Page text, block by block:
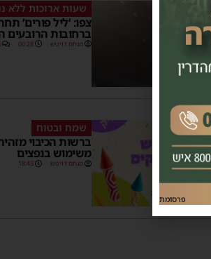
שעות ארוכות ללא
צפו: ‘ליל פורים’
ברחובות הרובעים
מנחם דויטש 00:28
5
שמח ובטוח
ברשות הכיבוי
משימוש בנפצים
מנחם דויטש 18:43
פרסומת